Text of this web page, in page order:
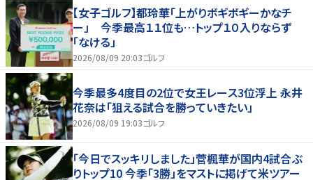
【女子ゴルフ】都玲華「上がりボギボギーかなチ
ー」 今季最高１１位も…トップ１０入りならず
「なける」
2026/08/09 20:03ゴルフ
今季最多4度目の2位で女王レース3位浮上 永井
花奈は「狙える試合を勝っていきたい」
2026/08/09 19:03ゴルフ
「今日でスッキリしました」菅楓華が国内4試合ぶ
りトップ10 今季「3勝」をマストに掲げて米ツアー